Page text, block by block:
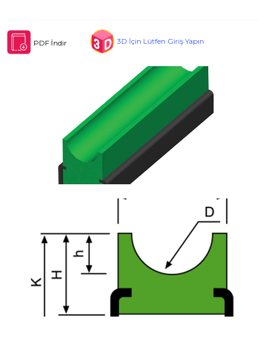
PDF İndir 3D İçin Lütfen Giriş Yapın